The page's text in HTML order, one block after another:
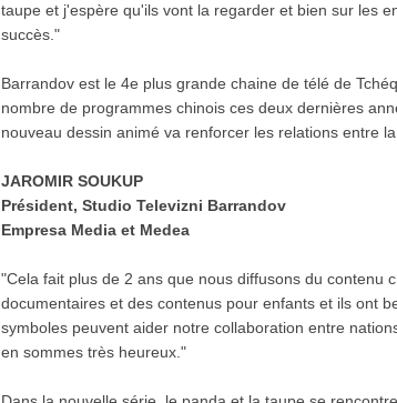
taupe et j'espère qu'ils vont la regarder et bien sur les
succès."
Barrandov est le 4e plus grande chaine de télé de
nombre de programmes chinois ces deux dernières
nouveau dessin animé va renforcer les relations entre
JAROMIR SOUKUP
Président, Studio Televizni Barrandov
Empresa Media et Medea
"Cela fait plus de 2 ans que nous diffusons du contenu
documentaires et des contenus pour enfants et ils ont
symboles peuvent aider notre collaboration entre
en sommes très heureux."